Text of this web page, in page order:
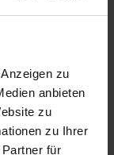
zu
anbieten
zu
zu Ihrer
für